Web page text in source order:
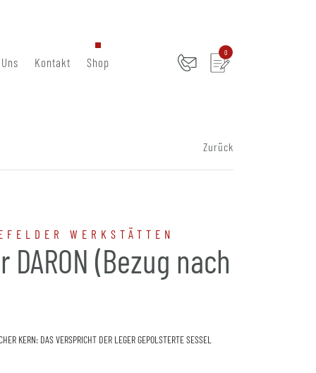
Kontakt Shop
0
Zurück
WERKSTÄTTEN
DARON (Bezug nach
KERN: DAS VERSPRICHT DER LEGER GEPOLSTERTE SESSEL